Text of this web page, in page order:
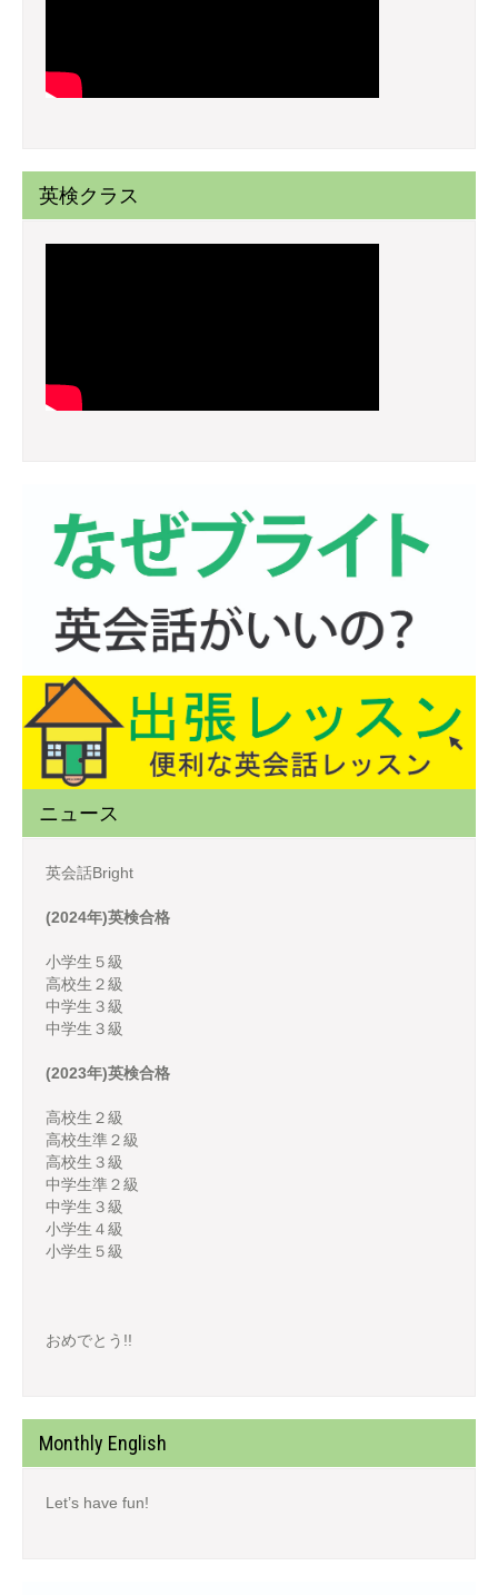
英検クラス
ニュース
英会話Bright
(2024年)英検合格
小学生５級
高校生２級
中学生３級
中学生３級
(2023年)英検合格
高校生２級
高校生準２級
高校生３級
中学生準２級
中学生３級
小学生４級
小学生５級
おめでとう!!
Monthly English
Let’s have fun!